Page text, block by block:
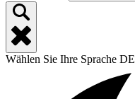
Wählen Sie Ihre Sprache DE